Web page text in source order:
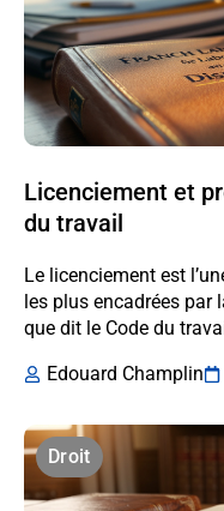
Licenciement et
du travail
Le licenciement est
les plus encadrées par
que dit le Code du
Edouard Champlin
Droit